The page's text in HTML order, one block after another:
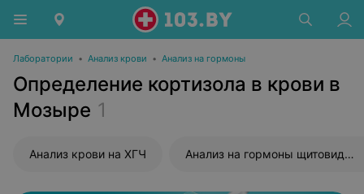
Лаборатории • Анализ крови • Анализ на гормоны
Определение кортизола в крови в
Мозыре 1
Анализ крови на ХГЧ Анализ на гормоны щитовидной железы